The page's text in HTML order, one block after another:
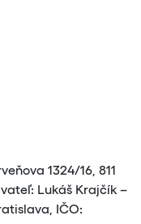
1324/16, 811
Lukáš Krajčík –
IČO: